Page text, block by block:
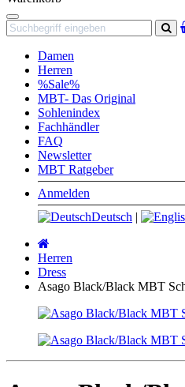
Navigation
Damen
Herren
%Sale%
MBT- Das Original
Sohlenindex
Fachhändler
FAQ
Newsletter
MBT Ratgeber
Anmelden
Deutsch |
Herren
Dress
Asago Black/Black MBT